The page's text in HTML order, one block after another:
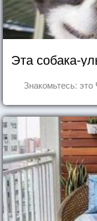
Эта собака-
Знакомьтесь: